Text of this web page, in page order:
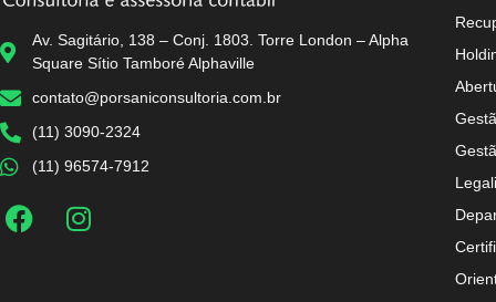
Av. Sagitário, 138 – Conj. 1803. Torre London – Alpha
Square Sítio Tamboré Alphaville
contato@porsaniconsultoria.com.br
(11) 3090-2324
(11) 96574-7912